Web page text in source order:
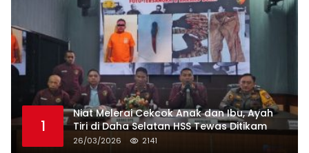
1
Niat Melerai Cekcok Anak dan Ibu, Ayah
Tiri di Daha Selatan HSS Tewas Ditikam
26/03/2026 2141